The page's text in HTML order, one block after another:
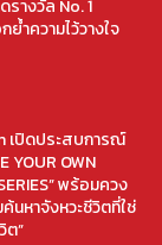
างวัล No. 1
ำความไว้วางใจ
เปิดประสบการณ์
YOUR OWN
พร้อมควง
นหาจังหวะชีวิตที่ใช่
ต”